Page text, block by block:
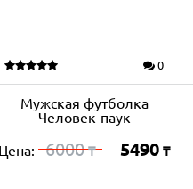
0
Мужская футболка
Человек-паук
Цена: 6000₸ 5490 ₸